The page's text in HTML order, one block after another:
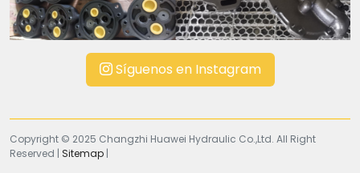
Síguenos en Instagram
Copyright © 2025 Changzhi Huawei Hydraulic Co.,Ltd. All Right
Reserved | Sitemap |